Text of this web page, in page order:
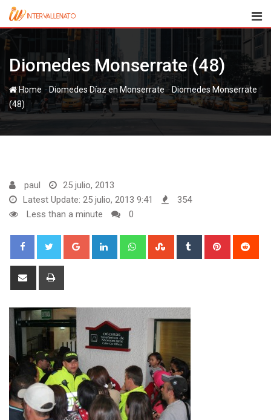
Skip
content
Diomedes Monserrate (48)
Home - Diomedes Díaz en Monserrate - Diomedes Monserrate
(48)
paul
25 julio, 2013
Latest Update: 25 julio, 2013 9:41
354
Less than a minute
0
Google+ LinkedIn WhatsappStumbleUpon
Tumblr Pinterest
Share